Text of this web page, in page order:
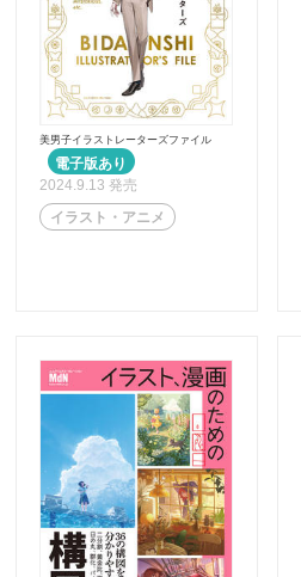
美男子イラストレーターズファイル
2024.9.13 発売
イラスト・アニメ